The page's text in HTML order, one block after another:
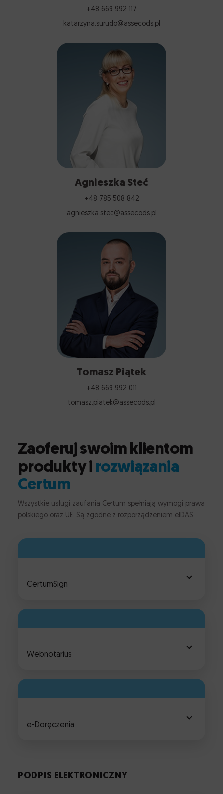
+48 669 992 117
katarzyna.surudo@assecods.pl
Agnieszka Steć
+48 785 508 842
agnieszka.stec@assecods.pl
Tomasz Piątek
+48 669 992 011
tomasz.piatek@assecods.pl
Zaoferuj swoim klientom
produkty i rozwiązania
Certum
Wszystkie usługi zaufania Certum spełniają wymogi prawa
polskiego oraz UE. Są zgodne z rozporządzeniem eIDAS
CertumSign
Webnotarius
e-Doręczenia
PODPIS ELEKTRONICZNY